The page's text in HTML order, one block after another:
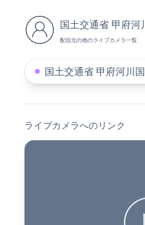
国土交通省 甲府河
配信元の他のライブカメラ一覧
国土交通省 甲府河川
ライブカメラへのリンク